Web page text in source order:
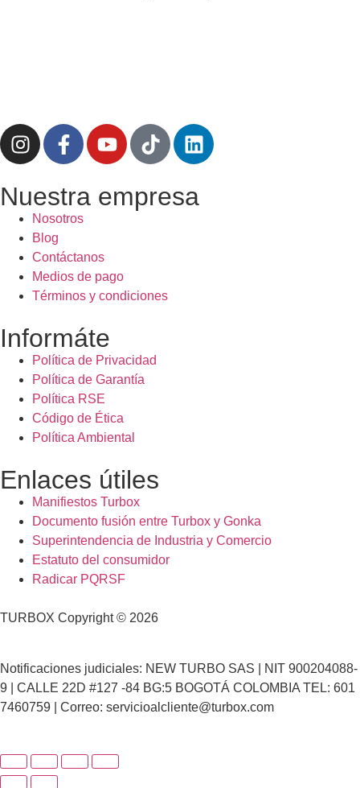
Nuestra empresa
Nosotros
Blog
Contáctanos
Medios de pago
Términos y condiciones
Informáte
Política de Privacidad
Política de Garantía
Política RSE
Código de Ética
Política Ambiental
Enlaces útiles
Manifiestos Turbox
Documento fusión entre Turbox y Gonka
Superintendencia de Industria y Comercio
Estatuto del consumidor
Radicar PQRSF
TURBOX Copyright © 2026
Notificaciones judiciales: NEW TURBO SAS | NIT 900204088-
9 | CALLE 22D #127 -84 BG:5 BOGOTÁ COLOMBIA TEL: 601
7460759 | Correo: servicioalcliente@turbox.com